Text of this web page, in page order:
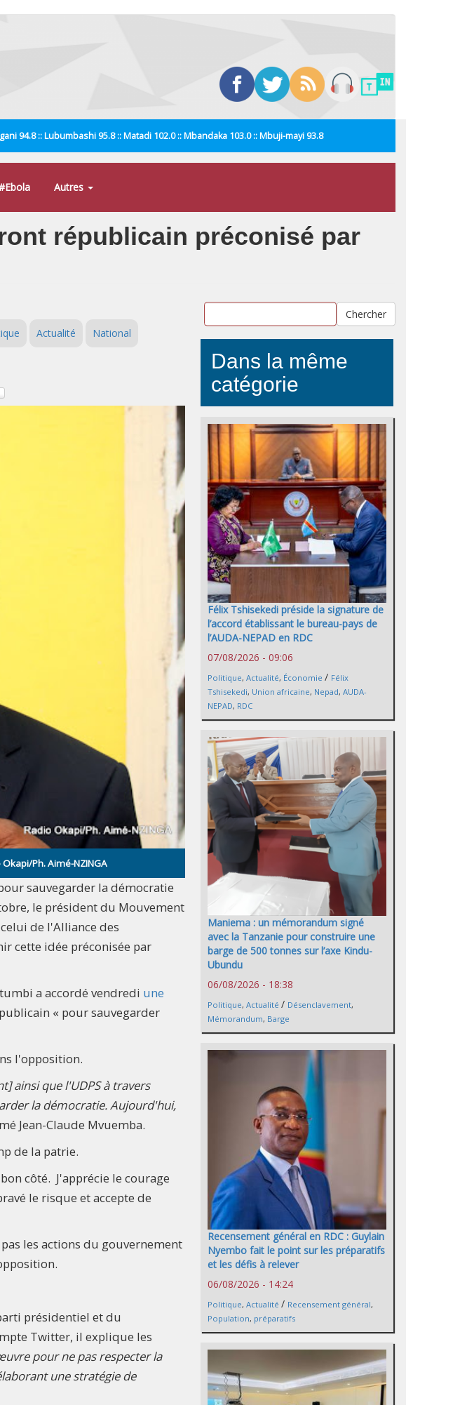
94.8 :: Lubumbashi 95.8 :: Matadi 102.0 :: Mbandaka 103.0 :: Mbuji-mayi 93.8
Autres
républicain préconisé par
Actualité National
Ph. Aimé-NZINGA
sauvegarder la démocratie
le président du Mouvement
de l'Alliance des
cette idée préconisée par
a accordé vendredi une
« pour sauvegarder
l'opposition.
ainsi que l'UDPS à travers
la démocratie. Aujourd'hui,
Jean-Claude Mvuemba.
de la patrie.
côté. J'apprécie le courage
le risque et accepte de
les actions du gouvernement
présidentiel et du
Twitter, il explique les
pour ne pas respecter la
une stratégie de
Chercher
Dans la même
catégorie
Félix Tshisekedi préside la signature de
l’accord établissant le bureau-pays de
l’AUDA-NEPAD en RDC
07/08/2026 - 09:06
Politique, Actualité, Économie / Félix
Tshisekedi, Union africaine, Nepad, AUDA-
NEPAD, RDC
Maniema : un mémorandum signé
avec la Tanzanie pour construire une
barge de 500 tonnes sur l’axe Kindu-
Ubundu
06/08/2026 - 18:38
Politique, Actualité / Désenclavement,
Mémorandum, Barge
Recensement général en RDC : Guylain
Nyembo fait le point sur les préparatifs
et les défis à relever
06/08/2026 - 14:24
Politique, Actualité / Recensement général,
Population, préparatifs